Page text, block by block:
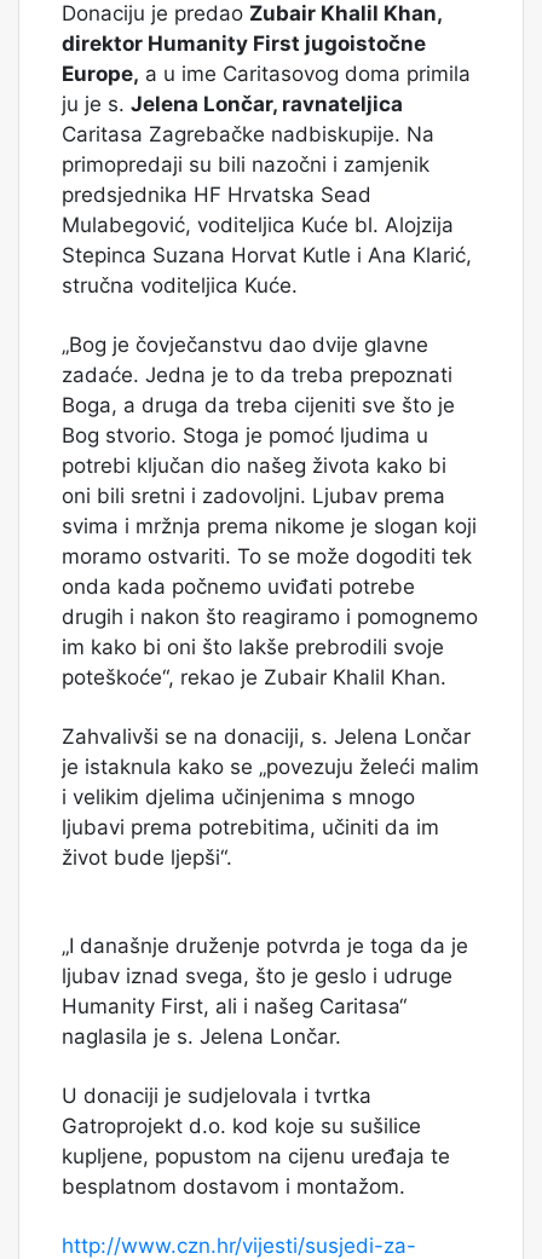
Donaciju je predao Zubair Khalil Khan,
direktor Humanity First jugoistočne
Europe, a u ime Caritasovog doma primila
ju je s. Jelena Lončar, ravnateljica
Caritasa Zagrebačke nadbiskupije. Na
primopredaji su bili nazočni i zamjenik
predsjednika HF Hrvatska Sead
Mulabegović, voditeljica Kuće bl. Alojzija
Stepinca Suzana Horvat Kutle i Ana Klarić,
stručna voditeljica Kuće.
„Bog je čovječanstvu dao dvije glavne
zadaće. Jedna je to da treba prepoznati
Boga, a druga da treba cijeniti sve što je
Bog stvorio. Stoga je pomoć ljudima u
potrebi ključan dio našeg života kako bi
oni bili sretni i zadovoljni. Ljubav prema
svima i mržnja prema nikome je slogan koji
moramo ostvariti. To se može dogoditi tek
onda kada počnemo uviđati potrebe
drugih i nakon što reagiramo i pomognemo
im kako bi oni što lakše prebrodili svoje
poteškoće“, rekao je Zubair Khalil Khan.
Zahvalivši se na donaciji, s. Jelena Lončar
je istaknula kako se „povezuju želeći malim
i velikim djelima učinjenima s mnogo
ljubavi prema potrebitima, učiniti da im
život bude ljepši“.
„I današnje druženje potvrda je toga da je
ljubav iznad svega, što je geslo i udruge
Humanity First, ali i našeg Caritasa“
naglasila je s. Jelena Lončar.
U donaciji je sudjelovala i tvrtka
Gatroprojekt d.o. kod koje su sušilice
kupljene, popustom na cijenu uređaja te
besplatnom dostavom i montažom.
http://www.czn.hr/vijesti/susjedi-za-